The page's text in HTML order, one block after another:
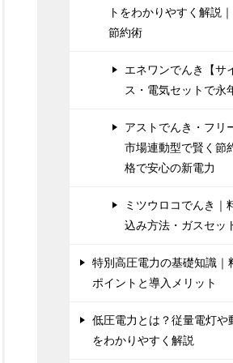
トをわかりやすく解説
節約術
エネワンでんき【サ
ス・電気セットで永
アストでんき・フリ
市場連動型で賢く節
格で安心の新電力
ミツウロコでんき｜
込み方法・ガスセッ
特別高圧電力の基礎知識｜
ポイントと導入メリット
低圧電力とは？従量電灯や
をわかりやすく解説